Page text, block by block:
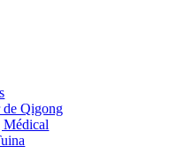
de Qigong
Médical